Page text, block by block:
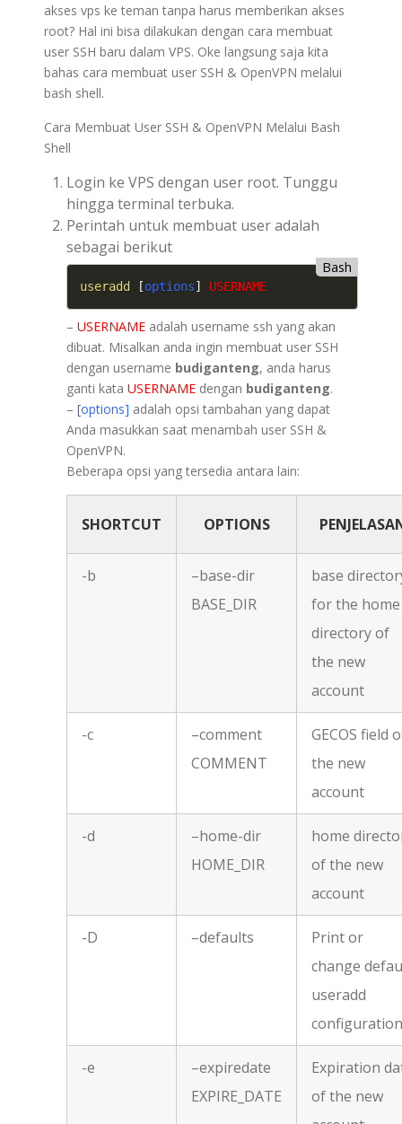
akses vps ke teman tanpa harus memberikan akses
root? Hal ini bisa dilakukan dengan cara membuat
user SSH baru dalam VPS. Oke langsung saja kita
bahas cara membuat user SSH & OpenVPN melalui
bash shell.
Cara Membuat User SSH & OpenVPN Melalui Bash
Shell
Login ke VPS dengan user root. Tunggu
hingga terminal terbuka.
Perintah untuk membuat user adalah
sebagai berikut
Bash
useradd [options] USERNAME
– USERNAME adalah username ssh yang akan
dibuat. Misalkan anda ingin membuat user SSH
dengan username budiganteng, anda harus
ganti kata USERNAME dengan budiganteng.
– [options] adalah opsi tambahan yang dapat
Anda masukkan saat menambah user SSH &
OpenVPN.
Beberapa opsi yang tersedia antara lain:
SHORTCUT OPTIONS
-b
–base-dir
BASE_DIR
base
for the home
directory of
the new
account
-c
–comment
COMMENT
GECOS field
the new
account
-d
–home-dir
HOME_DIR
home
of the new
account
-D –defaults
Print or
change
useradd
configuration
-e
–expiredate
EXPIRE_DATE
Expiration
of the new